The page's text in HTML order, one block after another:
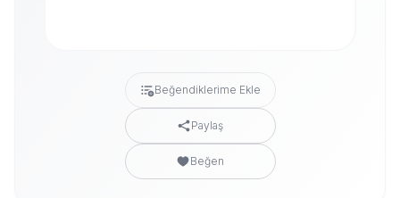
Beğendiklerime Ekle
Paylaş
Beğen